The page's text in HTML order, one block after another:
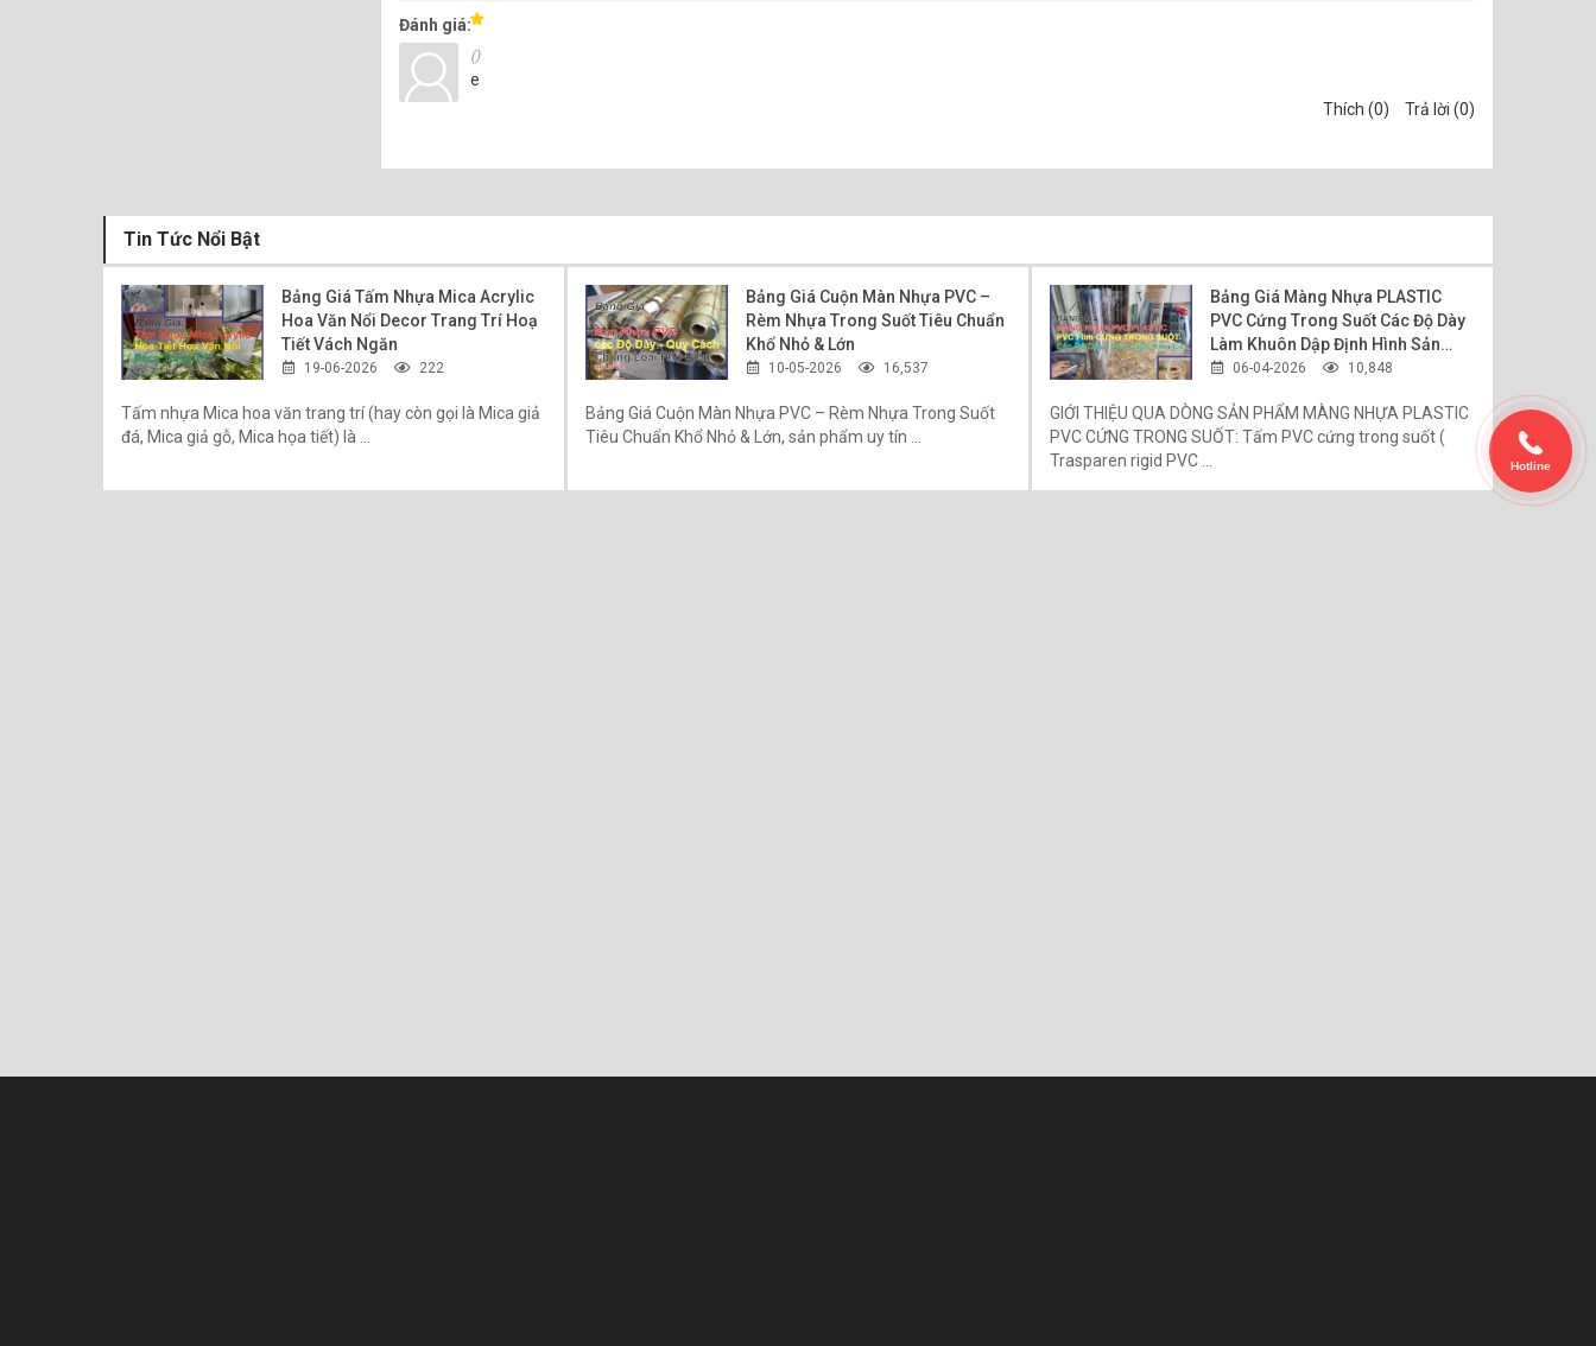
Bề Mặt Tấm Ván Gỗ Nhựa PVC Foam Cứng Trắng Bóng.
QUY CÁCH VÀ ĐỘ DÀY SẢN PHẨM TẤM NHỰA PVC FOAM:
Quy Cách Chuẩn: 1220 x 2440mm/tấm ( có thể đặt theo khổ khác khi đặt số lượng lớn)
Độ Dày
: 2mm, 3mm, 4mm, 4.5mm, 5mm, 8mm, 10mm, 12mm, 15mm, 17mm, 18mm, 20mm, 25mm, 30mm.
( cũng sẽ có 1 số độ dày hay chủng loại mà có những màu khác như, đen, xám, đỏ, xanh, vàng,.. nhưng đa số vẫn là màu trắng chủ đạo), hay sản
phẩm cũng có thể được cán vân gỗ vân đá trên bề mặt bằng chất liệu màng melamine, Tấm Acrylic, Decal pp,..
Đánh giá:
()
e
Thích (0)
Trả lời (0)
Tin Tức Nổi Bật
Bảng Giá Tấm Nhựa Mica Acrylic
Hoa Văn Nổi Decor Trang Trí Hoạ
Tiết Vách Ngăn
19-06-2026 222
Tấm nhựa Mica hoa văn trang trí (hay còn gọi là Mica giả
đá, Mica giả gỗ, Mica họa tiết) là ...
Bảng Giá Cuộn Màn Nhựa PVC –
Rèm Nhựa Trong Suốt Tiêu Chuẩn
Khổ Nhỏ & Lớn
10-05-2026 16,537
Bảng Giá Cuộn Màn Nhựa PVC – Rèm Nhựa Trong Suốt
Tiêu Chuẩn Khổ Nhỏ & Lớn, sản phẩm uy tín ...
Bảng Giá Màng Nhựa PLASTIC
PVC Cứng Trong Suốt Các Độ Dày
Làm Khuôn Dập Định Hình Sản
Phẩm06-04-2026 10,848
GIỚI THIỆU QUA DÒNG SẢN PHẨM MÀNG NHỰA PLASTIC
PVC CỨNG TRONG SUỐT: Tấm PVC cứng trong suốt (
Trasparen rigid PVC ...
Hotline